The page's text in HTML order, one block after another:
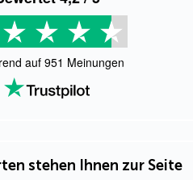
auf951 Meinungen
stehen Ihnen zur Seite